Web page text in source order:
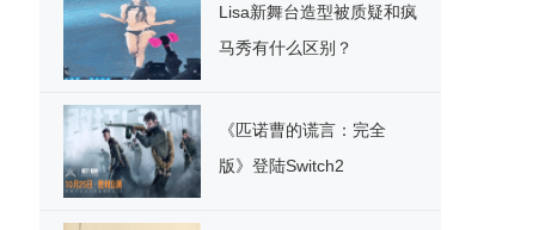
Lisa新舞台造型被质疑和疯
马秀有什么区别？
《匹诺曹的谎言：完全
版》登陆Switch2